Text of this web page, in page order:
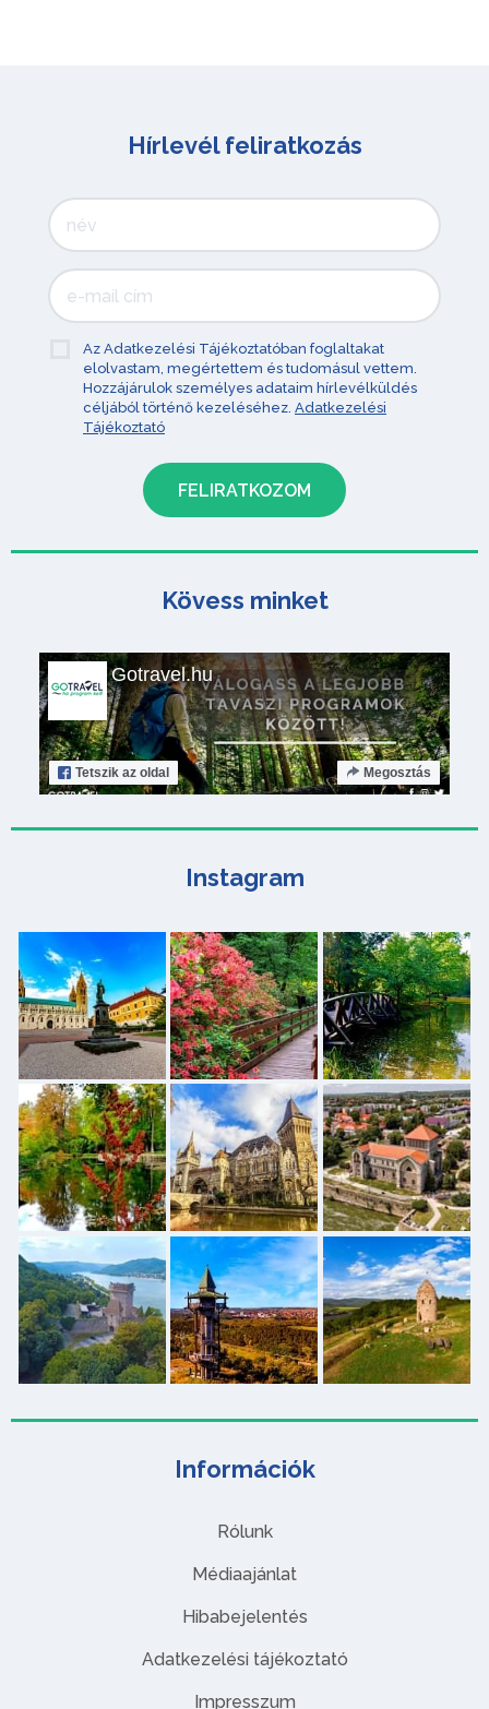
Információk
Rólunk
Médiaajánlat
Hibabejelentés
Adatkezelési tájékoztató
Impresszum
Hírlevél feliratkozás
Az Adatkezelési Tájékoztatóban foglaltakat
elolvastam, megértettem és tudomásul vettem.
Hozzájárulok személyes adataim hírlevélküldés
céljából történő kezeléséhez. Adatkezelési
Tájékoztató
Kövess minket
Gotravel.hu
Tetszik az oldal Megosztás
Instagram